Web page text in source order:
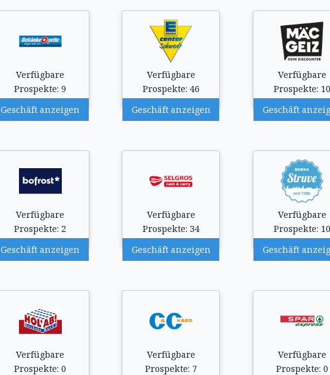
Verfügbare
Prospekte: 9
Geschäft anzeigen
Verfügbare
Prospekte: 46
Geschäft anzeigen
Verfügbare
Prospekte: 10
Geschäft
Verfügbare
Prospekte: 2
Geschäft anzeigen
Verfügbare
Prospekte: 34
Geschäft anzeigen
Verfügbare
Prospekte: 10
Geschäft
Verfügbare
Prospekte: 0
Verfügbare
Prospekte: 7
Verfügbare
Prospekte: 0